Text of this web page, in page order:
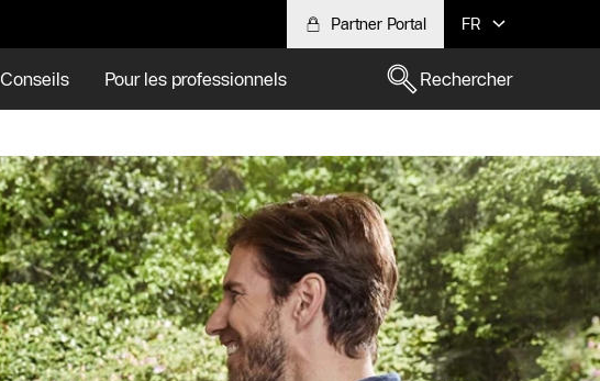
Partner Portal FR
Conseils Pour les professionnels
Rechercher